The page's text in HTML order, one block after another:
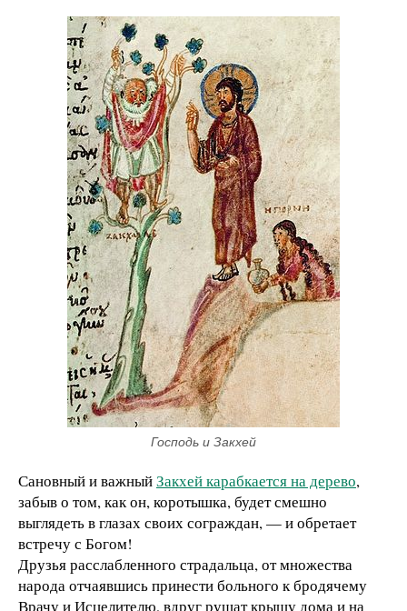
Господь и Закхей
Сановный и важныйЗакхей карабкается на дерево,
забыв о том, как он, коротышка, будет смешно
выглядеть в глазах своих сограждан, — и обретает
встречу с Богом!
Друзья расслабленного страдальца, от множества
народа отчаявшись принести больного к бродячему
Врачу и Исцелителю, вдруг рушат крышу дома и на